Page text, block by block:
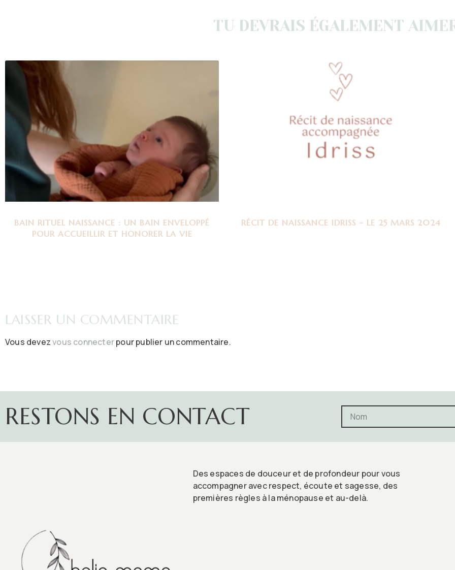
TU DEVRAIS ÉGALEMENT
BAIN RITUEL NAISSANCE : UN BAIN ENVELOPPÉ
POUR ACCUEILLIR ET HONORER LA VIE
RÉCIT DE NAISSANCE IDRISS – LE 25 MARS 2024
LAISSER UN COMMENTAIRE
Vous devezvous connecterpour publier un commentaire.
RESTONS EN CONTACT
Des espaces de douceur et de profondeur pour vous
accompagner avec respect, écoute et sagesse, des
premières règles à la ménopause et au-delà.